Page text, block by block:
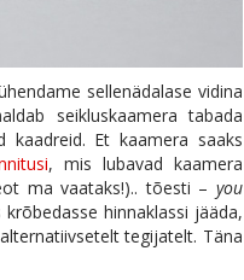
sellenädalase vidina
seikluskaamera tabada
kaadreid. Et kaamera saaks
, mis lubavad kaamera
ma vaataks!).. tõesti –you
hinnaklassi jääda,
tegijatelt. Täna